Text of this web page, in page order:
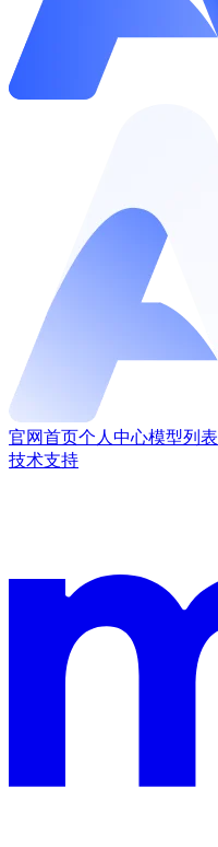
官网首页个人中心模型列表
技术支持